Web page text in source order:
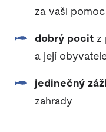
za vaši pomoc
dobrý pocit z
a její
jedinečný
zahrady